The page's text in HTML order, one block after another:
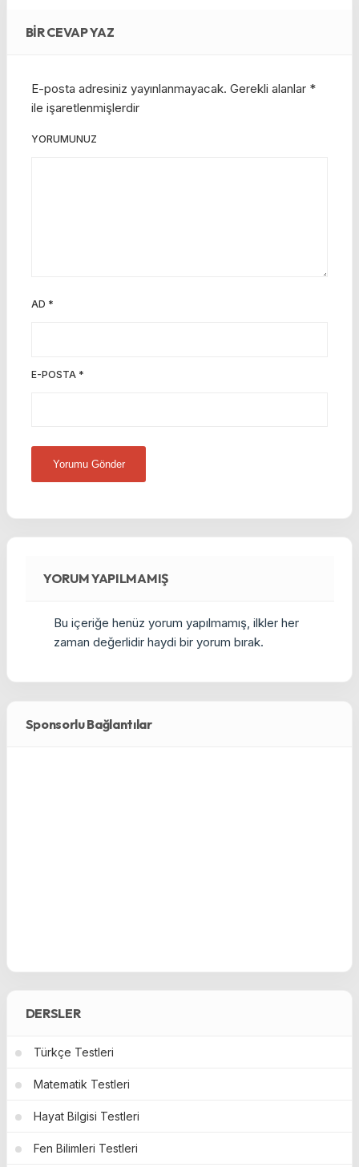
BIR CEVAP YAZ
E-posta adresiniz yayınlanmayacak. Gerekli alanlar *
ile işaretlenmişlerdir
YORUMUNUZ
AD *
E-POSTA *
YORUM YAPILMAMIŞ
Bu içeriğe henüz yorum yapılmamış, ilkler her
zaman değerlidir haydi bir yorum bırak.
Sponsorlu Bağlantılar
DERSLER
Türkçe Testleri
Matematik Testleri
Hayat Bilgisi Testleri
Fen Bilimleri Testleri